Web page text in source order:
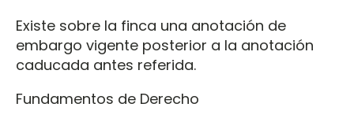
Existe sobre la finca una anotación de
embargo vigente posterior a la anotación
caducada antes referida.
Fundamentos de Derecho